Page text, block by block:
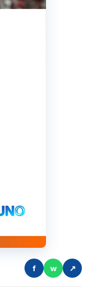
f w ↗